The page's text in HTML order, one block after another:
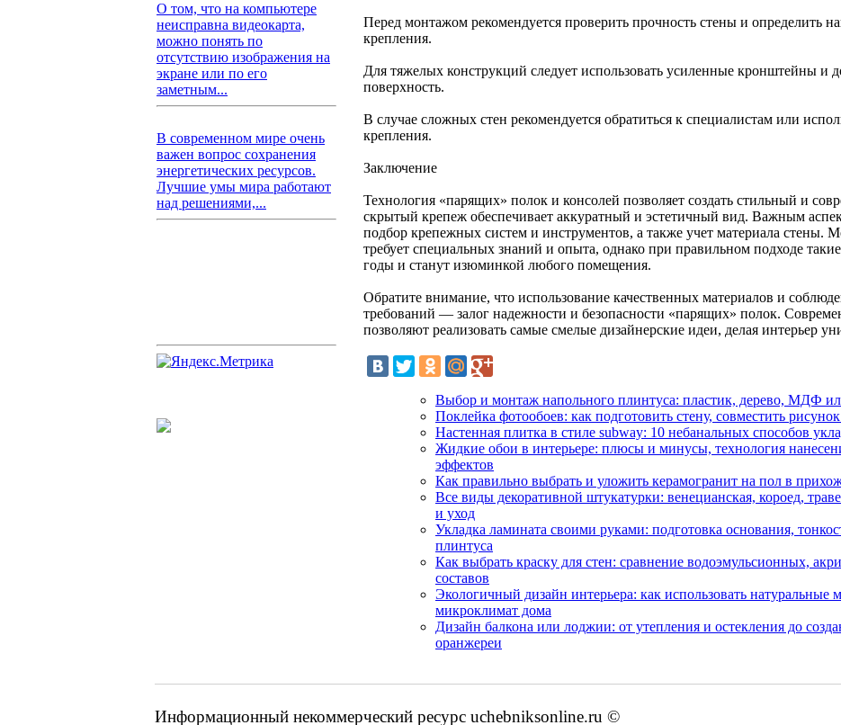
О том, что на компьютере
неисправна видеокарта,
можно понять по
отсутствию изображения на
экране или по его
заметным...
В современном мире очень
важен вопрос сохранения
энергетических ресурсов.
Лучшие умы мира работают
над решениями,...
Перед монтажом рекомендуется проверить прочность стены и определить
крепления.
Для тяжелых конструкций следует использовать усиленные кронштейны и
поверхность.
В случае сложных стен рекомендуется обратиться к специалистам или
крепления.
Заключение
Технология «парящих» полок и консолей позволяет создать стильный и
скрытый крепеж обеспечивает аккуратный и эстетичный вид. Важным
подбор крепежных систем и инструментов, а также учет материала стены.
требует специальных знаний и опыта, однако при правильном подходе
годы и станут изюминкой любого помещения.
Обратите внимание, что использование качественных материалов и
требований — залог надежности и безопасности «парящих» полок.
позволяют реализовать самые смелые дизайнерские идеи, делая интерьер
Выбор и монтаж напольного плинтуса: пластик, дерево, МДФ
Поклейка фотообоев: как подготовить стену, совместить
Настенная плитка в стиле subway: 10 небанальных способов
Жидкие обои в интерьере: плюсы и минусы, технология
эффектов
Как правильно выбрать и уложить керамогранит на пол в
Все виды декоративной штукатурки: венецианская, короед,
и уход
Укладка ламината своими руками: подготовка основания,
плинтуса
Как выбрать краску для стен: сравнение водоэмульсионных,
составов
Экологичный дизайн интерьера: как использовать натуральные
микроклимат дома
Дизайн балкона или лоджии: от утепления и остекления до
оранжереи
Информационный некоммерческий ресурс uchebniksonline.ru ©